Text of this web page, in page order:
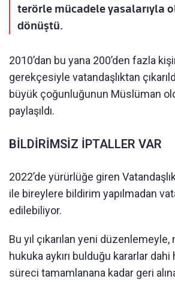
terörle mücadele yasalarıyla
dönüştü.
2010’dan bu yana 200’den fazla
gerekçesiyle vatandaşlıktan
büyük çoğunluğunun Müslüman
paylaşıldı.
BİLDİRİMSİZ İPTALLER VAR
2022’de yürürlüğe giren Vatandaşlık
ile bireylere bildirim yapılmadan
edilebiliyor.
Bu yıl çıkarılan yeni
hukuka aykırı bulduğu kararlar
süreci tamamlanana kadar geri